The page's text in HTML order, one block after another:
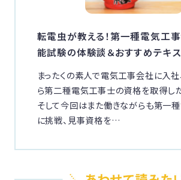
転電虫が教える！第一種電気工
能試験の体験談＆おすすめテキ
まったくの素人で電気工事会社に入
ら第二種電気工事士の資格を取得し
そして今回はまた働きながらも第一
に挑戦、見事資格を…